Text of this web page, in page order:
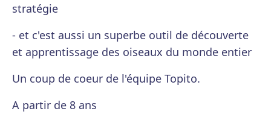
stratégie
- et c'est aussi un superbe outil de découverte
et apprentissage des oiseaux du monde entier
Un coup de coeur de l'équipe Topito.
A partir de 8 ans